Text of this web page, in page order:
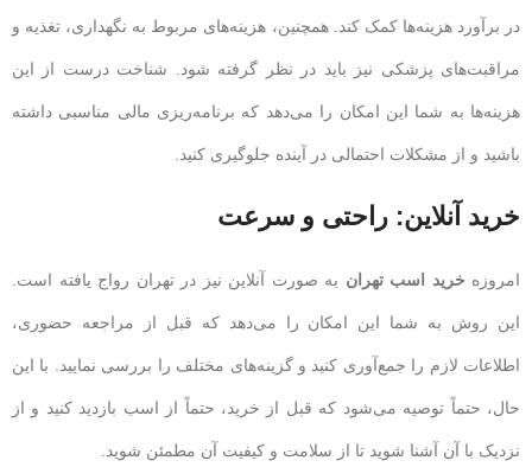
در برآورد هزینه‌ها کمک کند. همچنین، هزینه‌های مربوط به نگهداری، تغذیه و
مراقبت‌های پزشکی نیز باید در نظر گرفته شود. شناخت درست از این
هزینه‌ها به شما این امکان را می‌دهد که برنامه‌ریزی مالی مناسبی داشته
باشید و از مشکلات احتمالی در آینده جلوگیری کنید.
خرید آنلاین: راحتی و سرعت
امروزه خرید اسب تهران به صورت آنلاین نیز در تهران رواج یافته است.
این روش به شما این امکان را می‌دهد که قبل از مراجعه حضوری،
اطلاعات لازم را جمع‌آوری کنید و گزینه‌های مختلف را بررسی نمایید. با این
حال، حتماً توصیه می‌شود که قبل از خرید، حتماً از اسب بازدید کنید و از
نزدیک با آن آشنا شوید تا از سلامت و کیفیت آن مطمئن شوید.